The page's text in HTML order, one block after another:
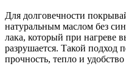
Для долговечности
натуральным маслом без
лака, который при нагреве
разрушается. Такой подход
прочность, тепло и